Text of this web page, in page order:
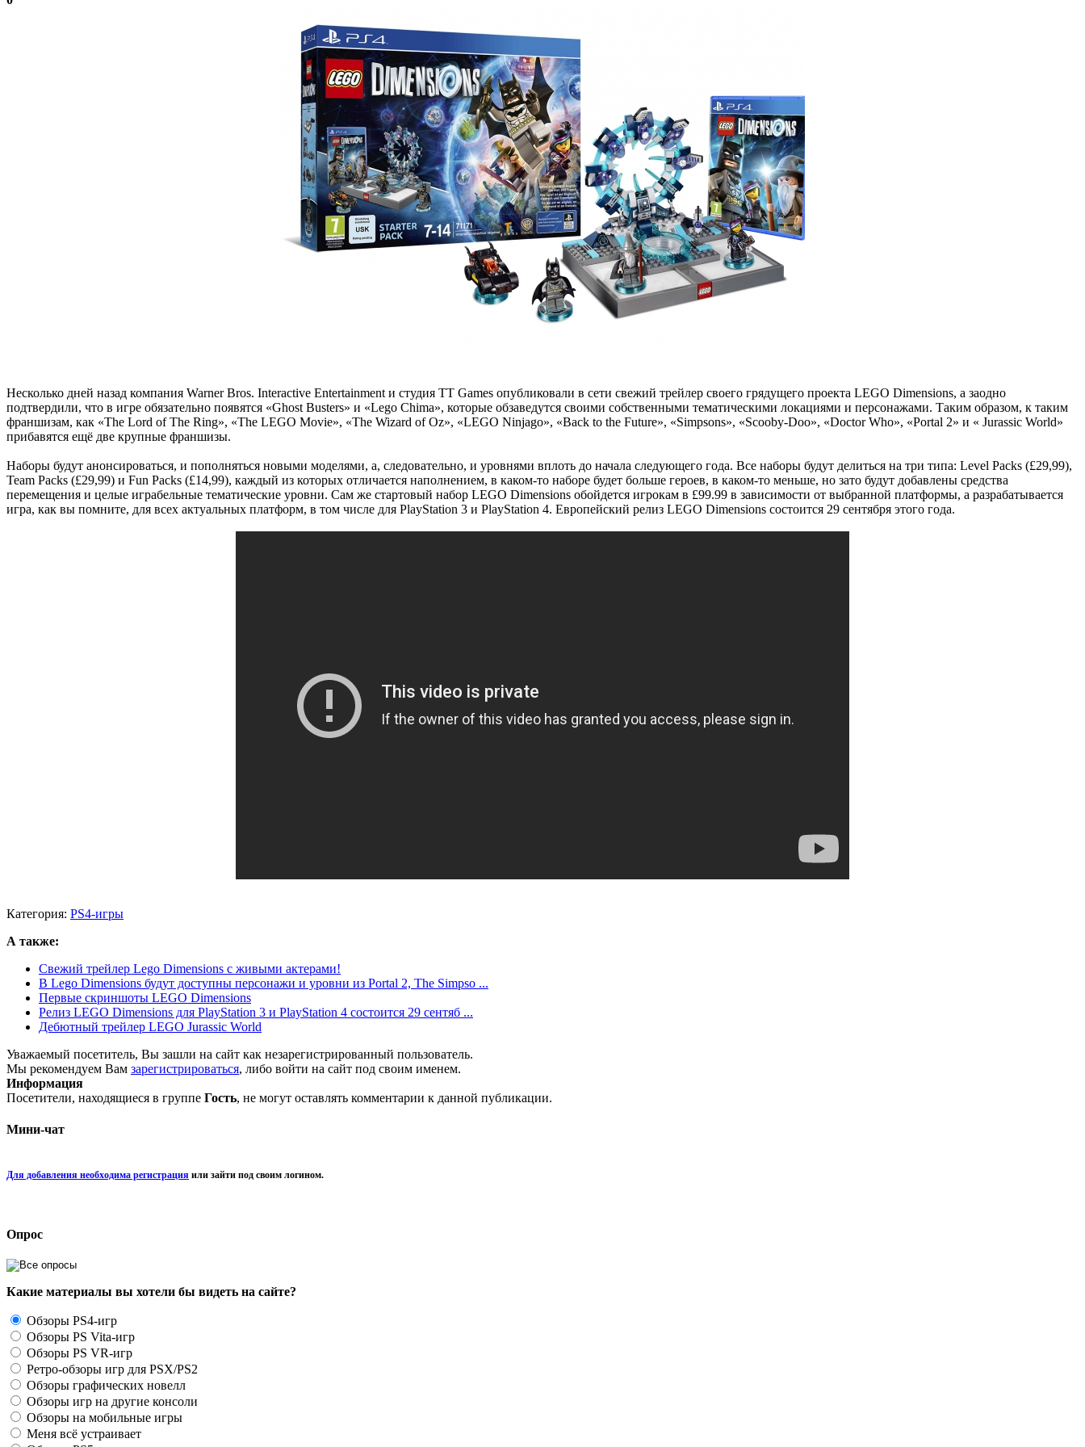
Несколько дней назад компания Warner Bros. Interactive Entertainment и студия TT Games опубликовали в сети свежий трейлер своего грядущего проекта LEGO Dimensions, а заодно
подтвердили, что в игре обязательно появятся «Ghost Busters» и «Lego Chima», которые обзаведутся своими собственными тематическими локациями и персонажами. Таким образом, к таким
франшизам, как «The Lord of The Ring», «The LEGO Movie», «The Wizard of Oz», «LEGO Ninjago», «Back to the Future», «Simpsons», «Scooby-Doo», «Doctor Who», «Portal 2» и « Jurassic World»
прибавятся ещё две крупные франшизы.
Наборы будут анонсироваться, и пополняться новыми моделями, а, следовательно, и уровнями вплоть до начала следующего года. Все наборы будут делиться на три типа: Level Packs (£29,99),
Team Packs (£29,99) и Fun Packs (£14,99), каждый из которых отличается наполнением, в каком-то наборе будет больше героев, в каком-то меньше, но зато будут добавлены средства
перемещения и целые играбельные тематические уровни. Сам же стартовый набор LEGO Dimensions обойдется игрокам в £99.99 в зависимости от выбранной платформы, а разрабатывается
игра, как вы помните, для всех актуальных платформ, в том числе для PlayStation 3 и PlayStation 4. Европейский релиз LEGO Dimensions состоится 29 сентября этого года.
Категория: PS4-игры
А также:
Свежий трейлер Lego Dimensions с живыми актерами!
В Lego Dimensions будут доступны персонажи и уровни из Portal 2, The Simpso ...
Первые скриншоты LEGO Dimensions
Релиз LEGO Dimensions для PlayStation 3 и PlayStation 4 состоится 29 сентяб ...
Дебютный трейлер LEGO Jurassic World
Уважаемый посетитель, Вы зашли на сайт как незарегистрированный пользователь.
Мы рекомендуем Вам зарегистрироваться, либо войти на сайт под своим именем.
Информация
Посетители, находящиеся в группе Гость, не могут оставлять комментарии к данной публикации.
Мини-чат
Для добавления необходима регистрация или зайти под своим логином.
Опрос
Какие материалы вы хотели бы видеть на сайте?
Обзоры PS4-игр
Обзоры PS Vita-игр
Обзоры PS VR-игр
Ретро-обзоры игр для PSX/PS2
Обзоры графических новелл
Обзоры игр на другие консоли
Обзоры на мобильные игры
Меня всё устраивает